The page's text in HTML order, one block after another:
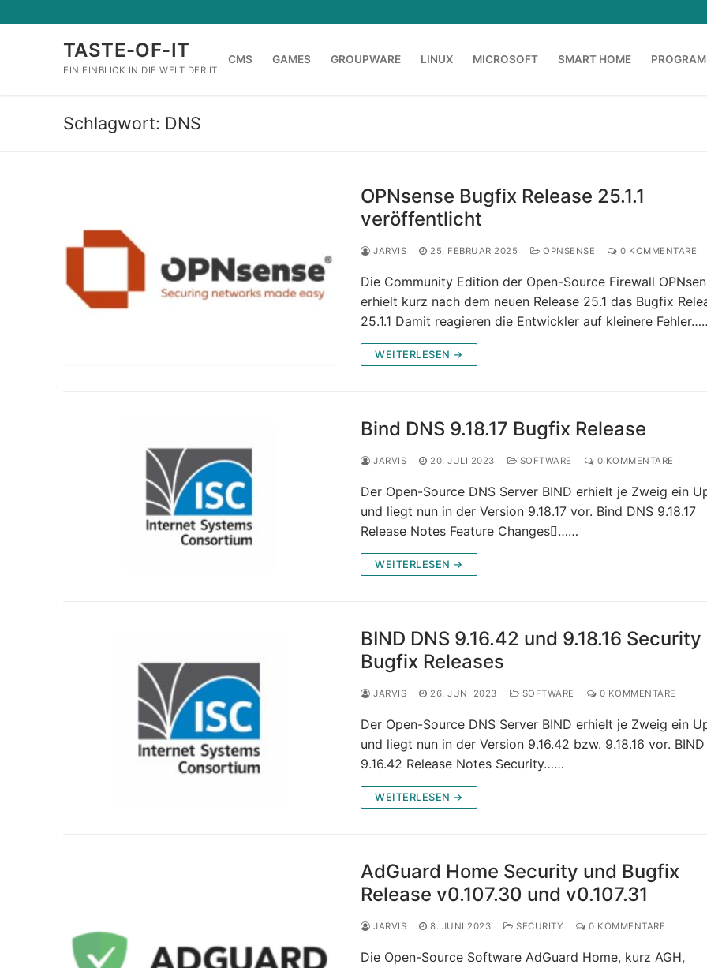
Inhalt
TASTE-OF-IT
EIN EINBLICK IN DIE WELT DER IT.
CMS GAMES GROUPWARE LINUX MICROSOFT SMART HOME
Schlagwort: DNS
OPNsense Bugfix Release 25.1.1
veröffentlicht
JARVIS 25. FEBRUAR 2025 OPNSENSE 0 KOMMENTARE
Die Community Edition der Open-Source Firewall
erhielt kurz nach dem neuen Release 25.1 das Bugfix
25.1.1 Damit reagieren die Entwickler auf kleinere
WEITERLESEN →
Bind DNS 9.18.17 Bugfix Release
JARVIS 20. JULI 2023 SOFTWARE 0 KOMMENTARE
Der Open-Source DNS Server BIND erhielt je Zweig ein
und liegt nun in der Version 9.18.17 vor. Bind DNS 9.18.17
Release Notes Feature Changes……
WEITERLESEN →
BIND DNS 9.16.42 und 9.18.16
Bugfix Releases
JARVIS 26. JUNI 2023 SOFTWARE 0 KOMMENTARE
Der Open-Source DNS Server BIND erhielt je Zweig ein
und liegt nun in der Version 9.16.42 bzw. 9.18.16 vor. BIND
9.16.42 Release Notes Security……
WEITERLESEN →
AdGuard Home Security und Bugfix
Release v0.107.30 und v0.107.31
JARVIS 8. JUNI 2023 SECURITY 0 KOMMENTARE
Die Open-Source Software AdGuard Home, kurz AGH,